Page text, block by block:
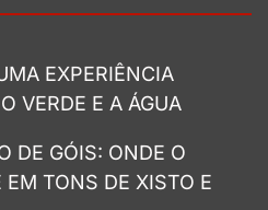
EXPERIÊNCIA
VERDE E A ÁGUA
DE GÓIS: ONDE O
EM TONS DE XISTO E